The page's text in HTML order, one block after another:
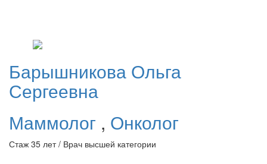
Барышникова Ольга
Сергеевна
Маммолог , Онколог
Стаж 35 лет / Врач высшей категории